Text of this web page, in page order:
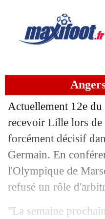
Actuellement 12e du
recevoir Lille lors de
forcément décisif
Germain. En
l'Olympique de
refusé un rôle
"La semaine
: Milik
17/05 Belgique: la
17/05 Naples:
17/05 OM:
17/05 Atletico : le
17/05 PSG: le cas
Lille :